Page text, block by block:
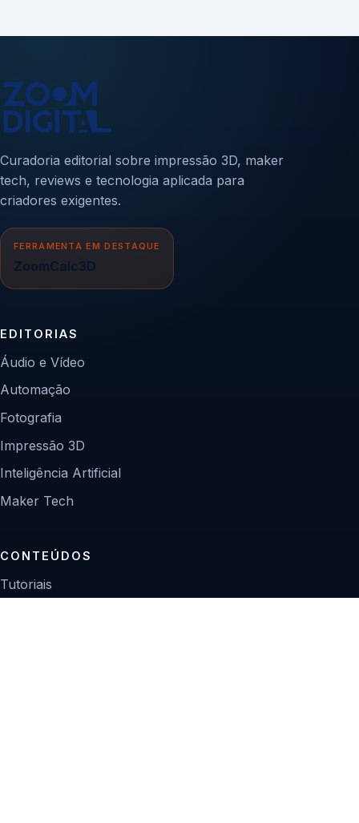
Curadoria editorial sobre impressão 3D, maker
tech, reviews e tecnologia aplicada para
criadores exigentes.
FERRAMENTA EM DESTAQUE
ZoomCalc3D
EDITORIAS
Áudio e Vídeo
Automação
Fotografia
Impressão 3D
Inteligência Artificial
Maker Tech
CONTEÚDOS
Tutoriais